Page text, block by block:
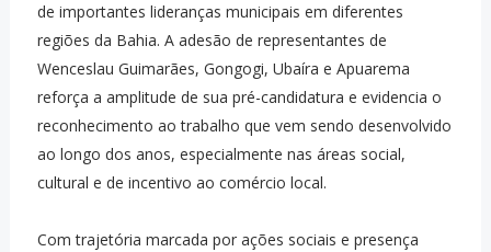
de importantes lideranças municipais em diferentes
regiões da Bahia. A adesão de representantes de
Wenceslau Guimarães, Gongogi, Ubaíra e Apuarema
reforça a amplitude de sua pré-candidatura e evidencia o
reconhecimento ao trabalho que vem sendo desenvolvido
ao longo dos anos, especialmente nas áreas social,
cultural e de incentivo ao comércio local.
Com trajetória marcada por ações sociais e presença